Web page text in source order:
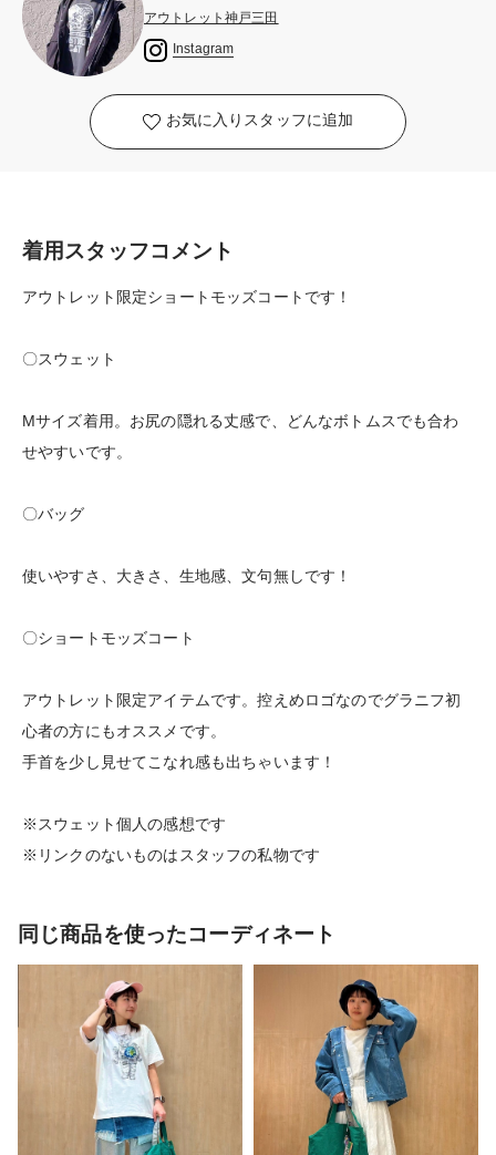
アウトレット神戸三田
Instagram
お気に入りスタッフに追加
着用スタッフコメント
アウトレット限定ショートモッズコートです！
〇スウェット
Мサイズ着用。お尻の隠れる丈感で、どんなボトムスでも合わ
せやすいです。
〇バッグ
使いやすさ、大きさ、生地感、文句無しです！
〇ショートモッズコート
アウトレット限定アイテムです。控えめロゴなのでグラニフ初
心者の方にもオススメです。
手首を少し見せてこなれ感も出ちゃいます！
※スウェット個人の感想です
※リンクのないものはスタッフの私物です
同じ商品を使ったコーディネート